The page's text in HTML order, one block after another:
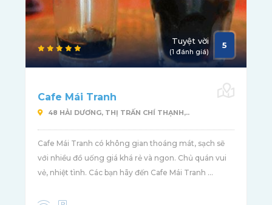
Tuyệt vời
(1 đánh giá)
5
Cafe Mái Tranh
48 HẢI DƯƠNG, THỊ TRẤN CHÍ THẠNH,..
Cafe Mái Tranh có không gian thoáng mát, sạch sẽ
với nhiều đồ uống giá khá rẻ và ngon. Chủ quán vui
vẻ, nhiệt tình. Các bạn hãy đến Cafe Mái Tranh ...